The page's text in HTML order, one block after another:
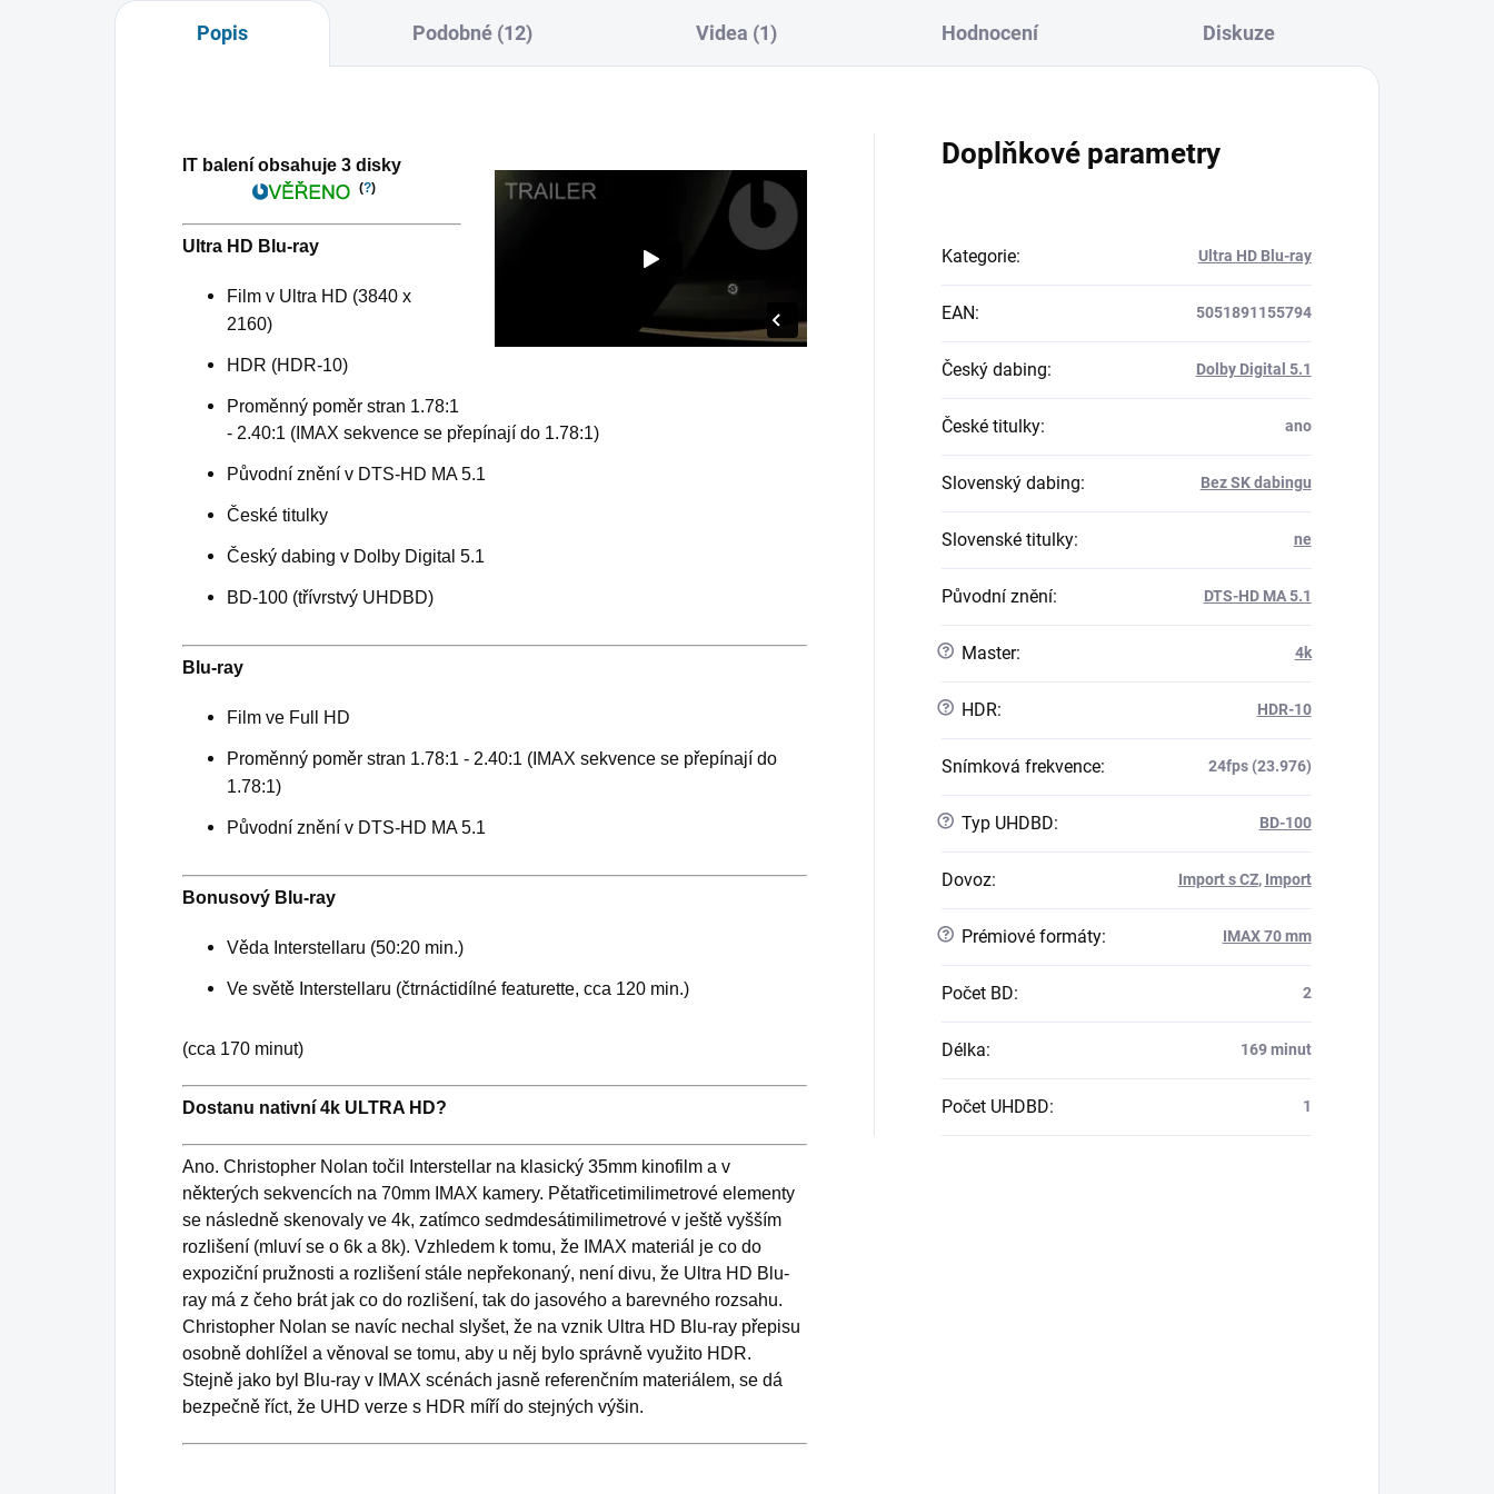
Popis Podobné (12) Videa (1) Hodnocení Diskuze
IT balení obsahuje 3 disky
(?)
Ultra HD Blu-ray
Film v Ultra HD (3840 x
2160)
HDR (HDR-10)
Proměnný poměr stran 1.78:1
- 2.40:1 (IMAX sekvence se přepínají do 1.78:1)
Původní znění v DTS-HD MA 5.1
České titulky
Český dabing v Dolby Digital 5.1
BD-100 (třívrstvý UHDBD)
Blu-ray
Film ve Full HD
Proměnný poměr stran 1.78:1 - 2.40:1 (IMAX sekvence se přepínají do
1.78:1)
Původní znění v DTS-HD MA 5.1
Bonusový Blu-ray
Věda Interstellaru (50:20 min.)
Ve světě Interstellaru (čtrnáctidílné featurette, cca 120 min.)
(cca 170 minut)
Dostanu nativní 4k ULTRA HD?
Ano. Christopher Nolan točil Interstellar na klasický 35mm kinofilm a v
některých sekvencích na 70mm IMAX kamery. Pětatřicetimilimetrové elementy
se následně skenovaly ve 4k, zatímco sedmdesátimilimetrové v ještě vyšším
rozlišení (mluví se o 6k a 8k). Vzhledem k tomu, že IMAX materiál je co do
expoziční pružnosti a rozlišení stále nepřekonaný, není divu, že Ultra HD Blu-
ray má z čeho brát jak co do rozlišení, tak do jasového a barevného rozsahu.
Christopher Nolan se navíc nechal slyšet, že na vznik Ultra HD Blu-ray přepisu
osobně dohlížel a věnoval se tomu, aby u něj bylo správně využito HDR.
Stejně jako byl Blu-ray v IMAX scénách jasně referenčním materiálem, se dá
bezpečně říct, že UHD verze s HDR míří do stejných výšin.
Doplňkové parametry
Kategorie: Ultra HD Blu-ray
EAN: 5051891155794
Český dabing: Dolby Digital 5.1
České titulky: ano
Slovenský dabing: Bez SK dabingu
Slovenské titulky: ne
Původní znění: DTS-HD MA 5.1
? Master: 4k
? HDR: HDR-10
Snímková frekvence: 24fps (23.976)
? Typ UHDBD: BD-100
Dovoz: Import s CZ, Import
? Prémiové formáty: IMAX 70 mm
Počet BD: 2
Délka: 169 minut
Počet UHDBD: 1